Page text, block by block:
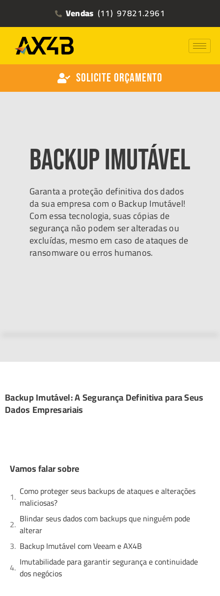
Vendas (11) 97821.2961
Solicite Orçamento
Backup Imutável
Garanta a proteção definitiva dos dados
da sua empresa com o Backup Imutável!
Com essa tecnologia, suas cópias de
segurança não podem ser alteradas ou
excluídas, mesmo em caso de ataques de
ransomware ou erros humanos.
Backup Imutável: A Segurança Definitiva para Seus
Dados Empresariais
Vamos falar sobre
Como proteger seus backups de ataques e alterações
maliciosas?
Blindar seus dados com backups que ninguém pode
alterar
Backup Imutável com Veeam e AX4B
Imutabilidade para garantir segurança e continuidade
dos negócios